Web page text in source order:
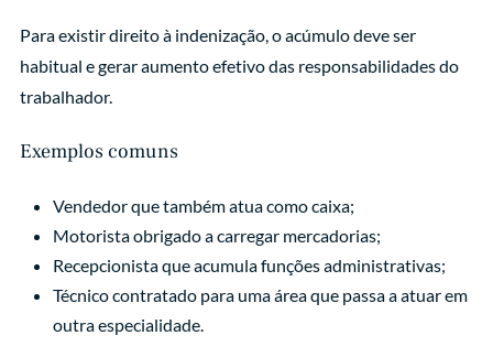
Para existir direito à indenização, o acúmulo deve ser
habitual e gerar aumento efetivo das responsabilidades do
trabalhador.
Exemplos comuns
Vendedor que também atua como caixa;
Motorista obrigado a carregar mercadorias;
Recepcionista que acumula funções administrativas;
Técnico contratado para uma área que passa a atuar em
outra especialidade.